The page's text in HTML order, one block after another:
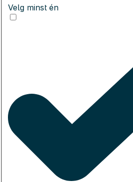
Velg minst én